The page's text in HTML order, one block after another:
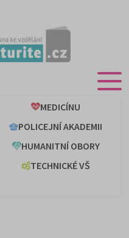
MEDICÍNU
POLICEJNÍ AKADEMII
HUMANITNÍ OBORY
TECHNICKÉ VŠ